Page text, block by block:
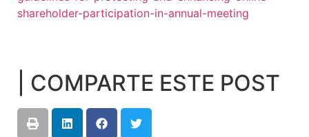
shareholder-participation-in-annual-meeting
| COMPARTE ESTE POST